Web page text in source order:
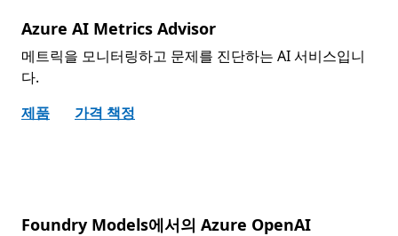
Azure AI Metrics Advisor
메트릭을 모니터링하고 문제를 진단하는 AI 서비스입니
다.
제품
가격 책정
Foundry Models에서의 Azure OpenAI